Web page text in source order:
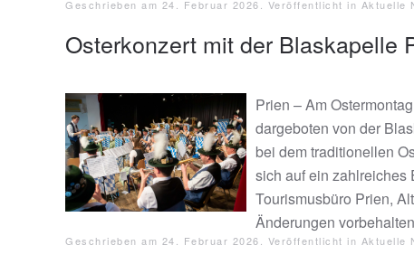
Geschrieben am 24. Februar 2026 . Veröffentlicht in Aktuelle
Osterkonzert mit der Blaskapelle
Prien – Am
dargeboten von der
bei dem traditionellen
sich auf ein zahlreiches
Tourismusbüro Prien,
Änderungen
Geschrieben am 24. Februar 2026 . Veröffentlicht in Aktuelle